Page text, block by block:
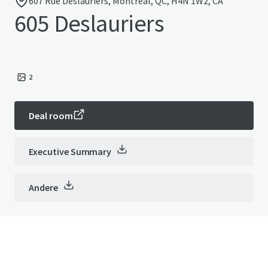
605 Deslauriers
2
Deal room
Executive Summary
Andere